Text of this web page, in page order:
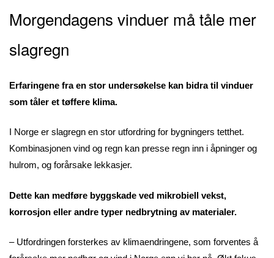
Morgendagens vinduer må tåle mer
slagregn
Erfaringene fra en stor undersøkelse kan bidra til vinduer
som tåler et tøffere klima.
I Norge er slagregn en stor utfordring for bygningers tetthet.
Kombinasjonen vind og regn kan presse regn inn i åpninger og
hulrom, og forårsake lekkasjer.
Dette kan medføre byggskade ved mikrobiell vekst,
korrosjon eller andre typer nedbrytning av materialer.
– Utfordringen forsterkes av klimaendringene, som forventes å